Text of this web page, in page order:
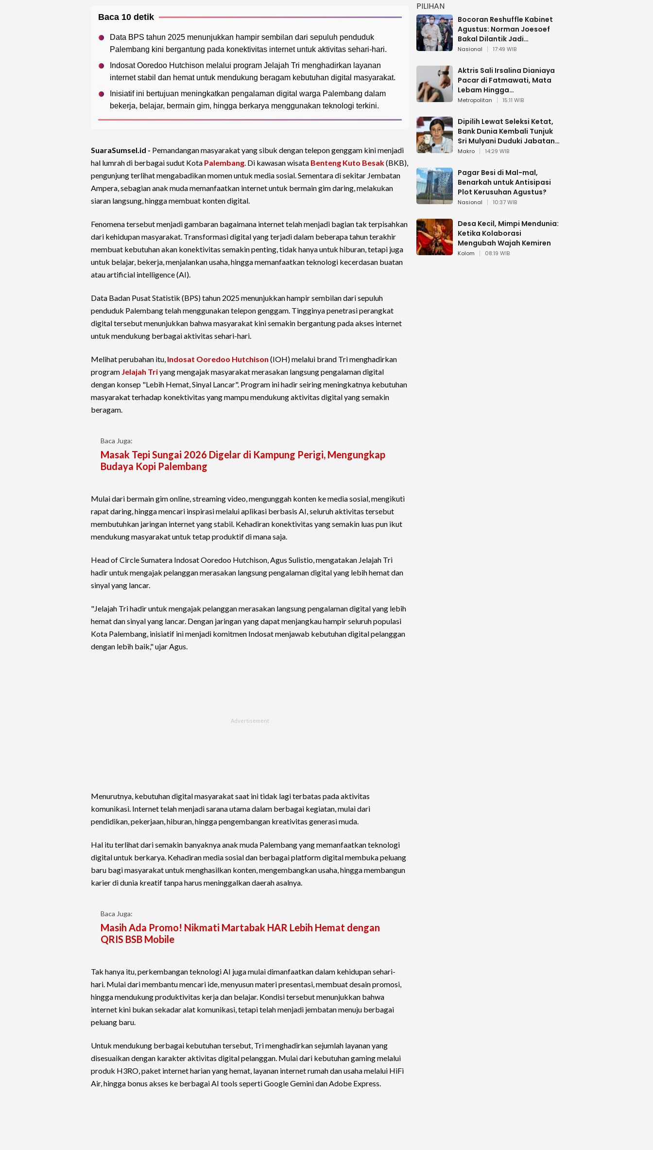
Baca 10 detik
Data BPS tahun 2025 menunjukkan hampir sembilan dari sepuluh penduduk
Palembang kini bergantung pada konektivitas internet untuk aktivitas sehari-hari.
Indosat Ooredoo Hutchison melalui program Jelajah Tri menghadirkan layanan
internet stabil dan hemat untuk mendukung beragam kebutuhan digital masyarakat.
Inisiatif ini bertujuan meningkatkan pengalaman digital warga Palembang dalam
bekerja, belajar, bermain gim, hingga berkarya menggunakan teknologi terkini.
SuaraSumsel.id - Pemandangan masyarakat yang sibuk dengan telepon genggam kini menjadi
hal lumrah di berbagai sudut Kota Palembang. Di kawasan wisata Benteng Kuto Besak(BKB),
pengunjung terlihat mengabadikan momen untuk media sosial. Sementara di sekitar Jembatan
Ampera, sebagian anak muda memanfaatkan internet untuk bermain gim daring, melakukan
siaran langsung, hingga membuat konten digital.
Fenomena tersebut menjadi gambaran bagaimana internet telah menjadi bagian tak terpisahkan
dari kehidupan masyarakat. Transformasi digital yang terjadi dalam beberapa tahun terakhir
membuat kebutuhan akan konektivitas semakin penting, tidak hanya untuk hiburan, tetapi juga
untuk belajar, bekerja, menjalankan usaha, hingga memanfaatkan teknologi kecerdasan buatan
atau artificial intelligence (AI).
Data Badan Pusat Statistik (BPS) tahun 2025 menunjukkan hampir sembilan dari sepuluh
penduduk Palembang telah menggunakan telepon genggam. Tingginya penetrasi perangkat
digital tersebut menunjukkan bahwa masyarakat kini semakin bergantung pada akses internet
untuk mendukung berbagai aktivitas sehari-hari.
Melihat perubahan itu, Indosat Ooredoo Hutchison (IOH) melalui brand Tri menghadirkan
program Jelajah Triyang mengajak masyarakat merasakan langsung pengalaman digital
dengan konsep "Lebih Hemat, Sinyal Lancar". Program ini hadir seiring meningkatnya kebutuhan
masyarakat terhadap konektivitas yang mampu mendukung aktivitas digital yang semakin
beragam.
Baca Juga:
Masak Tepi Sungai 2026 Digelar di Kampung Perigi, Mengungkap
Budaya Kopi Palembang
Mulai dari bermain gim online, streaming video, mengunggah konten ke media sosial, mengikuti
rapat daring, hingga mencari inspirasi melalui aplikasi berbasis AI, seluruh aktivitas tersebut
membutuhkan jaringan internet yang stabil. Kehadiran konektivitas yang semakin luas pun ikut
mendukung masyarakat untuk tetap produktif di mana saja.
Head of Circle Sumatera Indosat Ooredoo Hutchison, Agus Sulistio, mengatakan Jelajah Tri
hadir untuk mengajak pelanggan merasakan langsung pengalaman digital yang lebih hemat dan
sinyal yang lancar.
"Jelajah Tri hadir untuk mengajak pelanggan merasakan langsung pengalaman digital yang lebih
hemat dan sinyal yang lancar. Dengan jaringan yang dapat menjangkau hampir seluruh populasi
Kota Palembang, inisiatif ini menjadi komitmen Indosat menjawab kebutuhan digital pelanggan
dengan lebih baik," ujar Agus.
Menurutnya, kebutuhan digital masyarakat saat ini tidak lagi terbatas pada aktivitas
komunikasi. Internet telah menjadi sarana utama dalam berbagai kegiatan, mulai dari
pendidikan, pekerjaan, hiburan, hingga pengembangan kreativitas generasi muda.
Hal itu terlihat dari semakin banyaknya anak muda Palembang yang memanfaatkan teknologi
digital untuk berkarya. Kehadiran media sosial dan berbagai platform digital membuka peluang
baru bagi masyarakat untuk menghasilkan konten, mengembangkan usaha, hingga membangun
karier di dunia kreatif tanpa harus meninggalkan daerah asalnya.
Baca Juga:
Masih Ada Promo! Nikmati Martabak HAR Lebih Hemat dengan
QRIS BSB Mobile
Tak hanya itu, perkembangan teknologi AI juga mulai dimanfaatkan dalam kehidupan sehari-
hari. Mulai dari membantu mencari ide, menyusun materi presentasi, membuat desain promosi,
hingga mendukung produktivitas kerja dan belajar. Kondisi tersebut menunjukkan bahwa
internet kini bukan sekadar alat komunikasi, tetapi telah menjadi jembatan menuju berbagai
peluang baru.
Untuk mendukung berbagai kebutuhan tersebut, Tri menghadirkan sejumlah layanan yang
disesuaikan dengan karakter aktivitas digital pelanggan. Mulai dari kebutuhan gaming melalui
produk H3RO, paket internet harian yang hemat, layanan internet rumah dan usaha melalui HiFi
Air, hingga bonus akses ke berbagai AI tools seperti Google Gemini dan Adobe Express.
PILIHAN
Bocoran Reshuffle Kabinet
Agustus: Norman Joesoef
Bakal Dilantik Jadi
Wamenhan RI
Nasional 17:49 WIB
Aktris Sali Irsalina Dianiaya
Pacar di Fatmawati, Mata
Lebam Hingga
Diselamatkan Polantas
Metropolitan 15:11 WIB
Dipilih Lewat Seleksi Ketat,
Bank Dunia Kembali Tunjuk
Sri Mulyani Duduki Jabatan
Strategis
Makro 14:29 WIB
Pagar Besi di Mal-mal,
Benarkah untuk Antisipasi
Plot Kerusuhan Agustus?
Nasional 10:37 WIB
Desa Kecil, Mimpi Mendunia:
Ketika Kolaborasi
Mengubah Wajah Kemiren
Kolom 08:19 WIB